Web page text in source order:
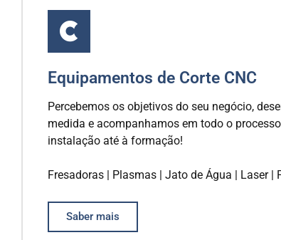
Equipamentos de Corte CNC
Percebemos os objetivos do seu negócio,
medida e acompanhamos em todo o
instalação até à formação!
Fresadoras | Plasmas | Jato de Água | Laser |
Saber mais